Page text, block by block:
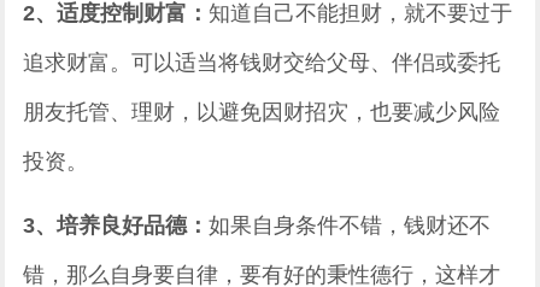
2、适度控制财富： 知道自己不能担财，就不要过于
追求财富。可以适当将钱财交给父母、伴侣或委托
朋友托管、理财，以避免因财招灾，也要减少风险
投资。
3、培养良好品德：如果自身条件不错，钱财还不
错，那么自身要自律，要有好的秉性德行，这样才